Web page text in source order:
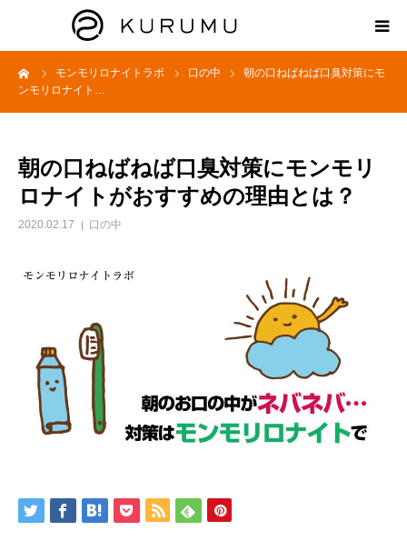
モンモリロナイトラボ 口の中
朝の口ねばねば口臭対策にモ
ンモリロナイト…
朝の口ねばねば口臭対策にモンモリ
ロナイトがおすすめの理由とは？
2020.02.17 口の中
HOME
プロダクト
モンモリロナイトラボ
お知らせ
えどがわ楽市